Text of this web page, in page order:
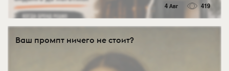
4 Авг 419
Ваш промпт ничего не стоит?